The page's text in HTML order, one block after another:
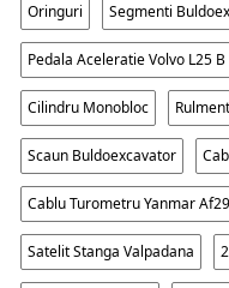
Oringuri Segmenti
Pedala Aceleratie Volvo L25 B
Cilindru Monobloc
Scaun Buldoexcavator
Cablu Turometru Yanmar
Satelit Stanga Valpadana